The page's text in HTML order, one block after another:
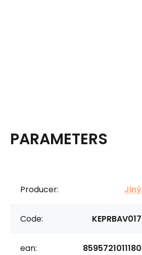
PARAMETERS
Producer: Jiný
Code: KEPRBAV017
ean: 8595721011180